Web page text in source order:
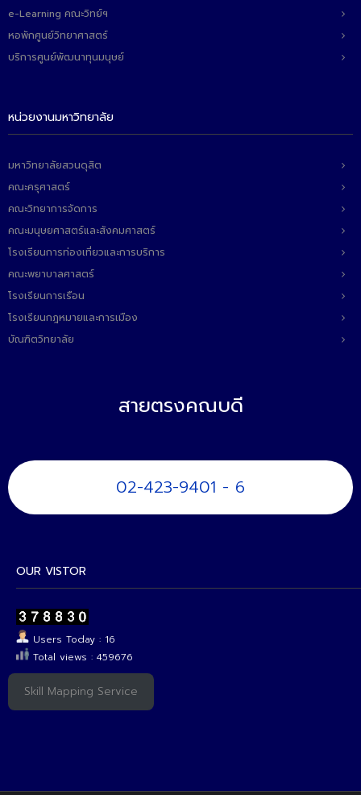
- SDU Zero Waste
- งานวิจัย/นวัตกรรม
e-Learning คณะวิทย์ฯ
หอพักศูนย์วิทยาศาสตร์
บริการศูนย์พัฒนาทุนมนุษย์
หน่วยงานมหาวิทยาลัย
มหาวิทยาลัยสวนดุสิต
คณะครุศาสตร์
คณะวิทยาการจัดการ
คณะมนุษยศาสตร์และสังคมศาสตร์
โรงเรียนการท่องเที่ยวและการบริการ
คณะพยาบาลศาสตร์
โรงเรียนการเรือน
โรงเรียนกฎหมายและการเมือง
บัณฑิตวิทยาลัย
สายตรงคณบดี
02-423-9401 - 6
OUR VISTOR
Users Today : 16
Total views : 459676
Skill Mapping Service